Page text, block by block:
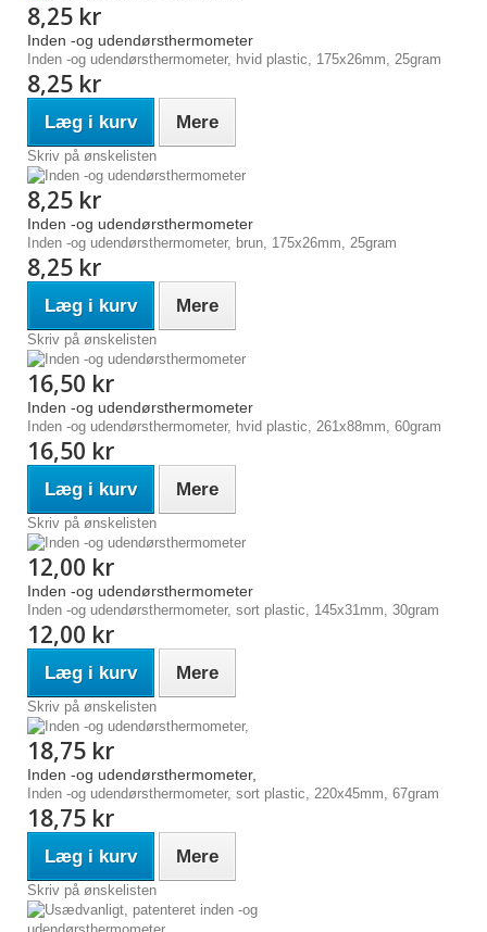
8,25 kr
Inden -og udendørsthermometer
Inden -og udendørsthermometer, hvid plastic, 175x26mm, 25gram
8,25 kr
Læg i kurv Mere
Skriv på ønskelisten
8,25 kr
Inden -og udendørsthermometer
Inden -og udendørsthermometer, brun, 175x26mm, 25gram
8,25 kr
Læg i kurv Mere
Skriv på ønskelisten
16,50 kr
Inden -og udendørsthermometer
Inden -og udendørsthermometer, hvid plastic, 261x88mm, 60gram
16,50 kr
Læg i kurv Mere
Skriv på ønskelisten
12,00 kr
Inden -og udendørsthermometer
Inden -og udendørsthermometer, sort plastic, 145x31mm, 30gram
12,00 kr
Læg i kurv Mere
Skriv på ønskelisten
18,75 kr
Inden -og udendørsthermometer,
Inden -og udendørsthermometer, sort plastic, 220x45mm, 67gram
18,75 kr
Læg i kurv Mere
Skriv på ønskelisten